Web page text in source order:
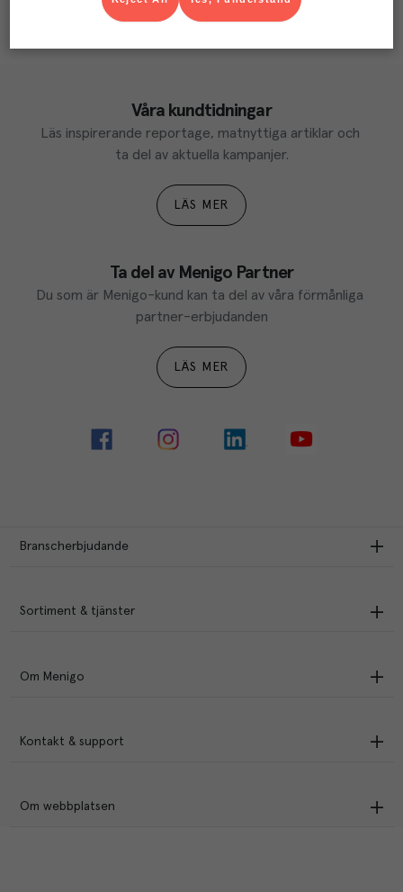
Våra kundtidningar
Läs inspirerande reportage, matnyttiga artiklar och
ta del av aktuella kampanjer.
LÄS MER
Ta del av Menigo Partner
Du som är Menigo-kund kan ta del av våra förmånliga
partner-erbjudanden
LÄS MER
Branscherbjudande
Sortiment & tjänster
Om Menigo
Kontakt & support
Om webbplatsen